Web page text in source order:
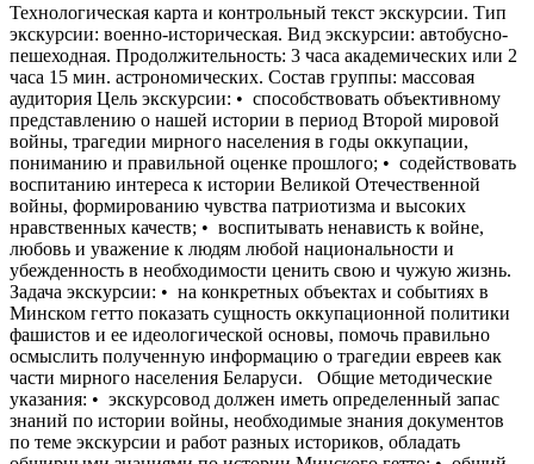
Технологическая карта и контрольный текст экскурсии. Тип
экскурсии: военно-историческая. Вид экскурсии: автобусно-
пешеходная. Продолжительность: 3 часа академических или 2
часа 15 мин. астрономических. Состав группы: массовая
аудитория Цель экскурсии: • способствовать объективному
представлению о нашей истории в период Второй мировой
войны, трагедии мирного населения в годы оккупации,
пониманию и правильной оценке прошлого; • содействовать
воспитанию интереса к истории Великой Отечественной
войны, формированию чувства патриотизма и высоких
нравственных качеств; • воспитывать ненависть к войне,
любовь и уважение к людям любой национальности и
убежденность в необходимости ценить свою и чужую жизнь.
Задача экскурсии: • на конкретных объектах и событиях в
Минском гетто показать сущность оккупационной политики
фашистов и ее идеологической основы, помочь правильно
осмыслить полученную информацию о трагедии евреев как
части мирного населения Беларуси. Общие методические
указания: • экскурсовод должен иметь определенный запас
знаний по истории войны, необходимые знания документов
по теме экскурсии и работ разных историков, обладать